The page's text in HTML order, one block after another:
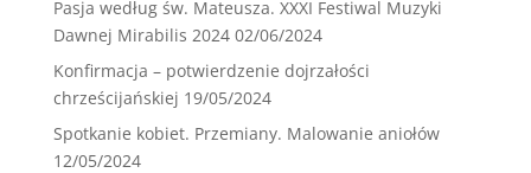
Pasja według św. Mateusza. XXXI Festiwal Muzyki
Dawnej Mirabilis 2024 02/06/2024
Konfirmacja – potwierdzenie dojrzałości
chrześcijańskiej 19/05/2024
Spotkanie kobiet. Przemiany. Malowanie aniołów
12/05/2024